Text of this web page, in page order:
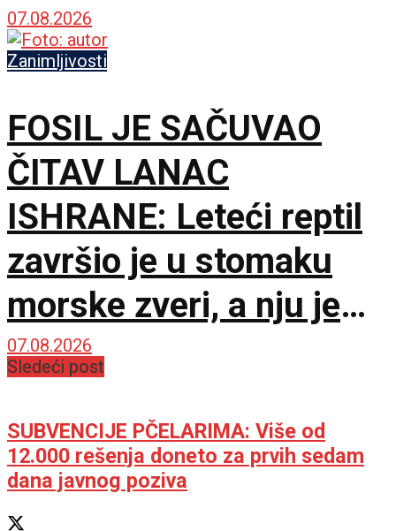
svetskih akumulacija
07.08.2026
Zanimljivosti
FOSIL JE SAČUVAO
ČITAV LANAC
ISHRANE: Leteći reptil
završio je u stomaku
morske zveri, a nju je
napao još veći predator
07.08.2026
Sledeći post
SUBVENCIJE PČELARIMA: Više od
12.000 rešenja doneto za prvih sedam
dana javnog poziva